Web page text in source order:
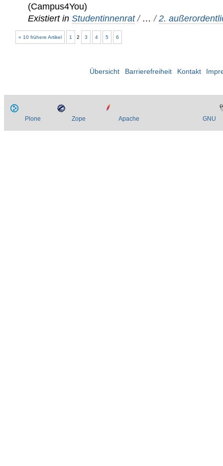
(Campus4You)
Existiert in Studentinnenrat / …/2.
« 10 frühere Artikel 1 2 3 4 5 6
Übersicht Barrierefreiheit Kontakt
Plone Zope Apache GNU